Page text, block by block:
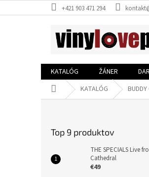
na
+421 903 471 294
KATALÓG ŽÁNER
DomovKATALÓG
Top 9 produktov
THE SPECIALS Live
Cathedral
€49